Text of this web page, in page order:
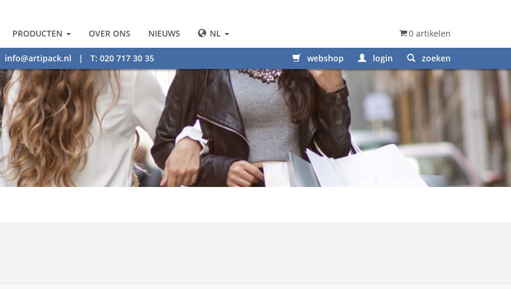
PRODUCTEN OVER ONS NIEUWS NL 0 artikelen
info@artipack.nl | T: 020 717 30 35 webshop login zoeken